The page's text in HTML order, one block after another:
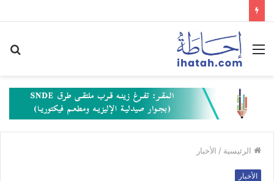
القائمة
الرئيسية / الأخبار
الأخبار